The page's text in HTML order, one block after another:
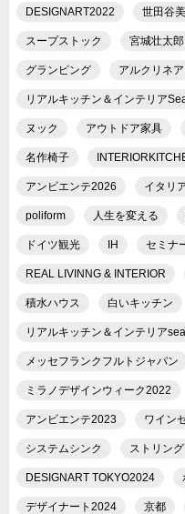
DESIGNART2022 世田谷
スープストック 宮城壮太郎
グランピング アルクリネア
リアルキッチン＆インテリア
ヌック アウトドア家具
名作椅子
アンビエンテ2026 イタリ
poliform 人生を変える
ドイツ観光 IH セミナ
REAL LIVINNG & INTERIOR
積水ハウス 白いキッチン
リアルキッチン＆インテリア
メッセフランクフルトジャパン
ミラノデザインウィーク2022
アンビエンテ2023 ワイン
システムシンク ストリング
DESIGNART TOKYO2024
デザイナート2024 京都